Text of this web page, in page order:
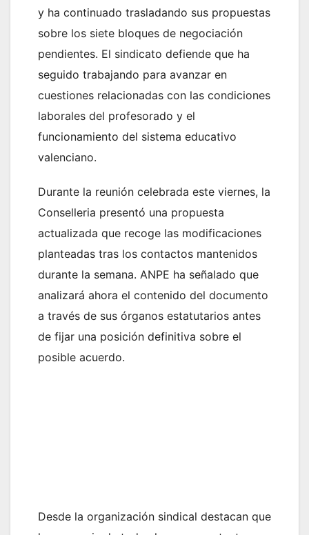
y ha continuado trasladando sus propuestas
sobre los siete bloques de negociación
pendientes. El sindicato defiende que ha
seguido trabajando para avanzar en
cuestiones relacionadas con las condiciones
laborales del profesorado y el
funcionamiento del sistema educativo
valenciano.
Durante la reunión celebrada este viernes, la
Conselleria presentó una propuesta
actualizada que recoge las modificaciones
planteadas tras los contactos mantenidos
durante la semana. ANPE ha señalado que
analizará ahora el contenido del documento
a través de sus órganos estatutarios antes
de fijar una posición definitiva sobre el
posible acuerdo.
Desde la organización sindical destacan que